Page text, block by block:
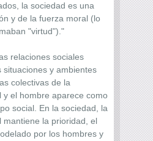
la sociedad es una
y de la fuerza moral (lo
"virtud")."
relaciones sociales
situaciones y ambientes
colectivas de la
y el hombre aparece como
social. En la sociedad, la
mantiene la prioridad, el
por los hombres y